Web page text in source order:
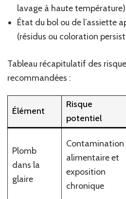
lavage à haute
État du bol ou de l’assiette
(résidus ou coloration
Tableau récapitulatif des
recommandées :
Élément
Risque
potentiel
Plomb
dans la
glaire
Contamination
alimentaire et
exposition
chronique